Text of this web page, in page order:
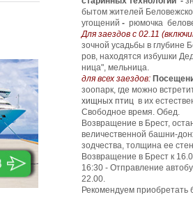
бытом жителей
угощений - рюмочка
Для заездов с 02.11
зоч­ной усадь­бы в глу­би­не
ров, находятся из­буш­ки
ни­ца", мель­ни­ца.
для всех заездов:
зоопарк, где можно
хищных птиц в их
Свободное время. Обед.
Возвращение в Брест,
величественной башни-
зодчества, толщина ее
Возвращение в Брест к
16:30 - Отправление
22.00.
Рекомендуем приобретать